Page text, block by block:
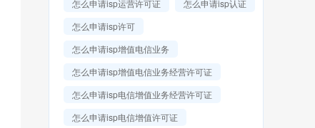
怎么申请isp运营许可证
怎么申请isp认证
怎么申请isp许可
怎么申请isp增值电信业务
怎么申请isp增值电信业务经营许可证
怎么申请isp电信增值业务经营许可证
怎么申请isp电信增值许可证